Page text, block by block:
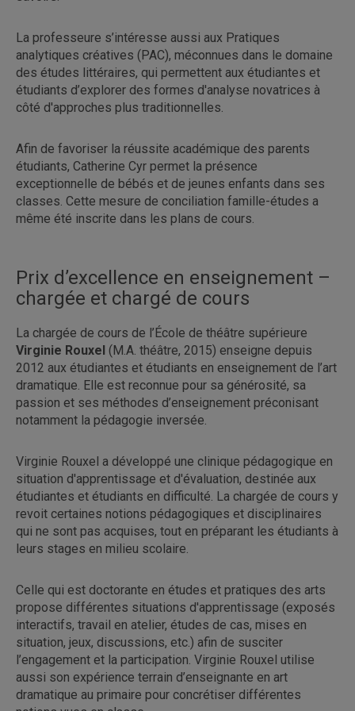
La professeure s’intéresse aussi aux Pratiques
analytiques créatives (PAC), méconnues dans le domaine
des études littéraires, qui permettent aux étudiantes et
étudiants d’explorer des formes d'analyse novatrices à
côté d'approches plus traditionnelles.
Afin de favoriser la réussite académique des parents
étudiants, Catherine Cyr permet la présence
exceptionnelle de bébés et de jeunes enfants dans ses
classes. Cette mesure de conciliation famille-études a
même été inscrite dans les plans de cours.
Prix d’excellence en enseignement –
chargée et chargé de cours
La chargée de cours de l’École de théâtre supérieure
Virginie Rouxel (M.A. théâtre, 2015) enseigne depuis
2012 aux étudiantes et étudiants en enseignement de l’art
dramatique. Elle est reconnue pour sa générosité, sa
passion et ses méthodes d’enseignement préconisant
notamment la pédagogie inversée.
Virginie Rouxel a développé une clinique pédagogique en
situation d'apprentissage et d'évaluation, destinée aux
étudiantes et étudiants en difficulté. La chargée de cours y
revoit certaines notions pédagogiques et disciplinaires
qui ne sont pas acquises, tout en préparant les étudiants à
leurs stages en milieu scolaire.
Celle qui est doctorante en études et pratiques des arts
propose différentes situations d'apprentissage (exposés
interactifs, travail en atelier, études de cas, mises en
situation, jeux, discussions, etc.) afin de susciter
l’engagement et la participation. Virginie Rouxel utilise
aussi son expérience terrain d’enseignante en art
dramatique au primaire pour concrétiser différentes